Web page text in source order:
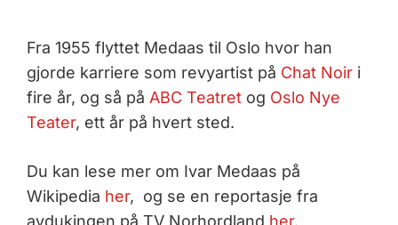
Fra 1955 flyttet Medaas til Oslo hvor han
gjorde karriere som revyartist på Chat Noiri
fire år, og så på ABC Teatretog Oslo Nye
Teater, ett år på hvert sted.
Du kan lese mer om Ivar Medaas på
Wikipedia her, og se en reportasje fra